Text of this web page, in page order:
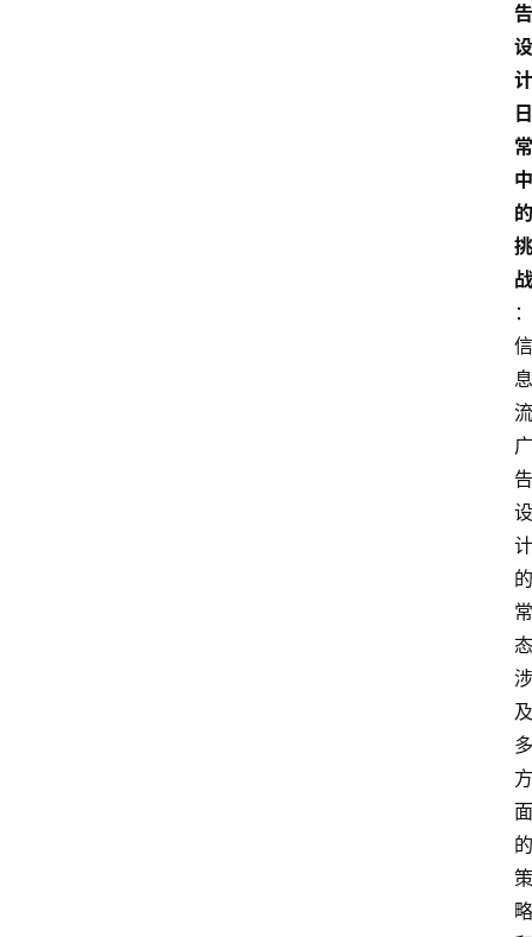
告
设
计
日
常
中
的
挑
战
：
信
息
流
广
告
设
计
的
常
态
涉
及
多
方
面
的
策
略